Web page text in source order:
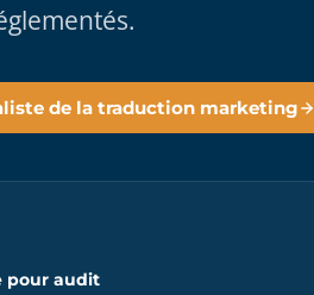
de la traduction marketing
pour audit